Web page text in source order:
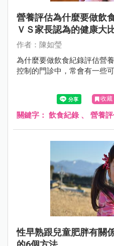
營養評估為什麼要做飲
ＶＳ家長認為的健康大
作者：陳如瑩
為什麼要做飲食紀錄評估營
控制的門診中，常會有一些
收藏
關鍵字： 飲食紀錄、 營養
性早熟跟兒童肥胖有關